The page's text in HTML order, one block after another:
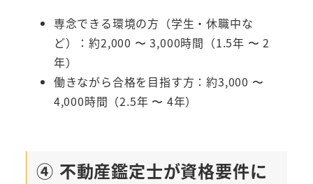
専念できる環境の方（学生・休職中な
ど）：約2,000 〜 3,000時間（1.5年 〜 2
年）
働きながら合格を目指す方：約3,000 〜
4,000時間（2.5年 〜 4年）
④ 不動産鑑定士が資格要件に